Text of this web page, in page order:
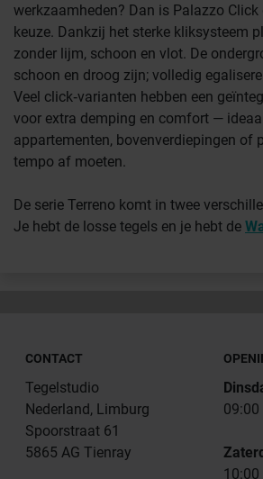
werkzaamheden? Dan is Palazzo
keuze. Dankzij het sterke kliksysteem
zonder lijm, schoon en vlot. De
schoon en droog zijn; volledig
Veel click‑varianten hebben een
voor extra demping en comfort —
appartementen, bovenverdiepingen of
tempo af moeten.
De serie Terreno komt in twee
Je hebt de losse tegels en je hebt de
CONTACT
Tegelstudio
Nederland, Limburg
Spoorstraat 61
5865 AG Tienray